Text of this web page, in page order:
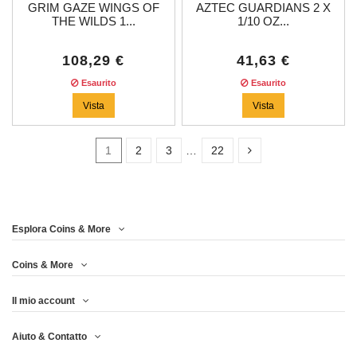
GRIM GAZE WINGS OF
THE WILDS 1...
108,29 €
Esaurito
Vista
AZTEC GUARDIANS 2 X
1/10 OZ...
41,63 €
Esaurito
Vista
1 2 3 22
Disponibile 18
Prezzo
Anno
Esplora Coins & More
Coins & More
Il mio account
Aiuto & Contatto